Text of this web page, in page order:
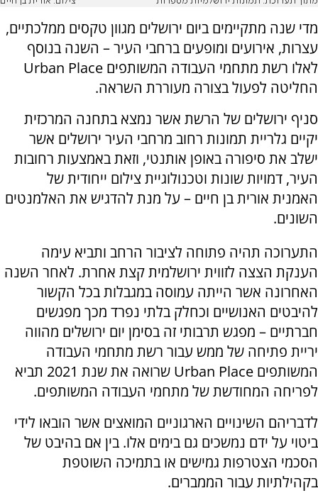
מדי שנה מתקיימים ביום ירושלים מגוון טקסים ממלכתיים,
עצרות, אירועים ומופעים ברחבי העיר – השנה בנוסף
לאלו רשת מתחמי העבודה המשותפים Urban Place
החליטה לפעול בצורה מעוררת השראה.
סניף ירושלים של הרשת אשר נמצא בתחנה המרכזית
יקיים גלריית תמונות רחוב מרחבי העיר ירושלים אשר
ישלב את סיפורה באופן אותנטי, וזאת באמצעות רחובות
העיר, דמויות שונות וטכנולוגיית צילום ייחודית של
האמנית אורית בן חיים – על מנת להדגיש את האלמנטים
השונים.
התערוכה תהיה פתוחה לציבור הרחב ותביא עימה
הענקת הצצה לזווית ירושלמית קצת אחרת. לאחר השנה
האחרונה אשר הייתה עמוסה במגבלות בכל הקשור
להיבטים האנושיים וכחלק בלתי נפרד מכך מפגשים
חברתיים – מפגש תרבותי זה בסימן יום ירושלים מהווה
יריית פתיחה של ממש עבור רשת מתחמי העבודה
המשותפים Urban Place
שרואה את שנת 2021 תביא
לפריחה המחודשת של מתחמי העבודה המשותפים.
לדבריהם השינויים הארגוניים המואצים אשר הובאו לידי
ביטוי על ידם נמשכים גם בימים אלו. בין אם בהיבט של
הסכמי הצטרפות גמישים או בתמיכה השוטפת
בקהילתיות עבור הממברים.